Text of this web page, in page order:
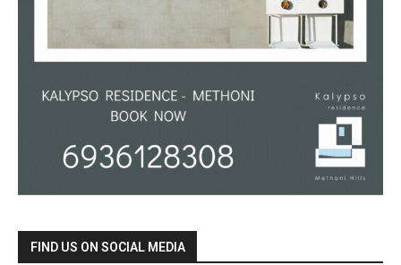
FIND US ON SOCIAL MEDIA